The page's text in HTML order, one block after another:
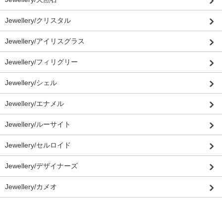
Jewellery/クリスタル
Jewellery/アイリスグラス
Jewellery/フィリグリー
Jewellery/シェル
Jewellery/エナメル
Jewellery/ルーサイト
Jewellery/セルロイド
Jewellery/デザイナーズ
Jewellery/カメオ